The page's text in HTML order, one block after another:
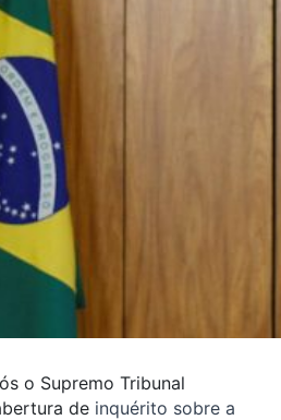
o Supremo Tribunal
de inquérito sobre a